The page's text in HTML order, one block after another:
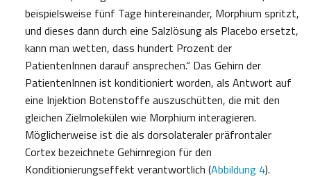
beispielsweise fünf Tage hintereinander, Morphium spritzt,
und dieses dann durch eine Salzlösung als Placebo ersetzt,
kann man wetten, dass hundert Prozent der
PatientenInnen darauf ansprechen.“ Das Gehirn der
PatientenInnen ist konditioniert worden, als Antwort auf
eine Injektion Botenstoffe auszuschütten, die mit den
gleichen Zielmolekülen wie Morphium interagieren.
Möglicherweise ist die als dorsolateraler präfrontaler
Cortex bezeichnete Gehirnregion für den
Konditionierungseffekt verantwortlich (Abbildung 4).